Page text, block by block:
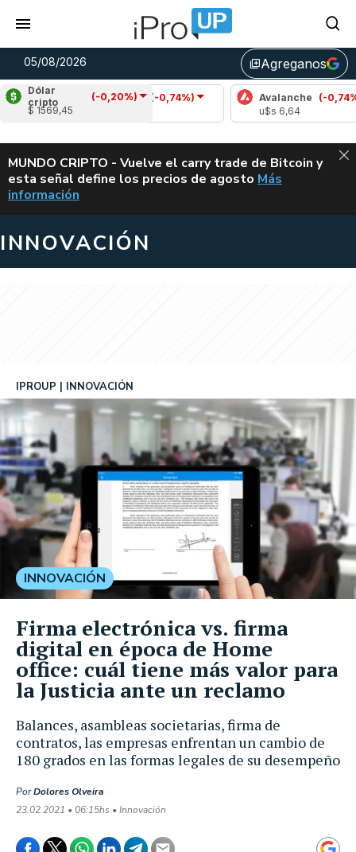
05/08/2026 library_addAgreganos
Dólar
cripto
(-0,20%)
$ 1569,45
Cardano (-0,74%)
u$s 0,19
Avalanche (-0,74%)
u$s 6,64
ALERTA
MUNDO CRIPTO - Vuelve el carry trade de Bitcoin y
esta señal define los precios de agosto VUELVE EL
Más
información
INNOVACIÓN
Balances, asambleas societarias, firma de
contratos, las empresas enfrentan un cambio de
180 grados en las formas legales de su desempeño
IPROUP INNOVACIÓN
PorDolores Olveira
23.02.2021 • 06:15hs • Innovación
INNOVACIÓN
Firma electrónica vs. firma
digital en época de Home
office: cuál tiene más valor para
la Justicia ante un reclamo